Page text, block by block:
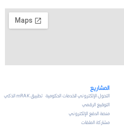
المشاريع
التحول الإلكتروني للخدمات الحكومية تطبيق mRAK الذكي
التوقيع الرقمي
منصة الدفع الإلكتروني
مشاركة الملفات